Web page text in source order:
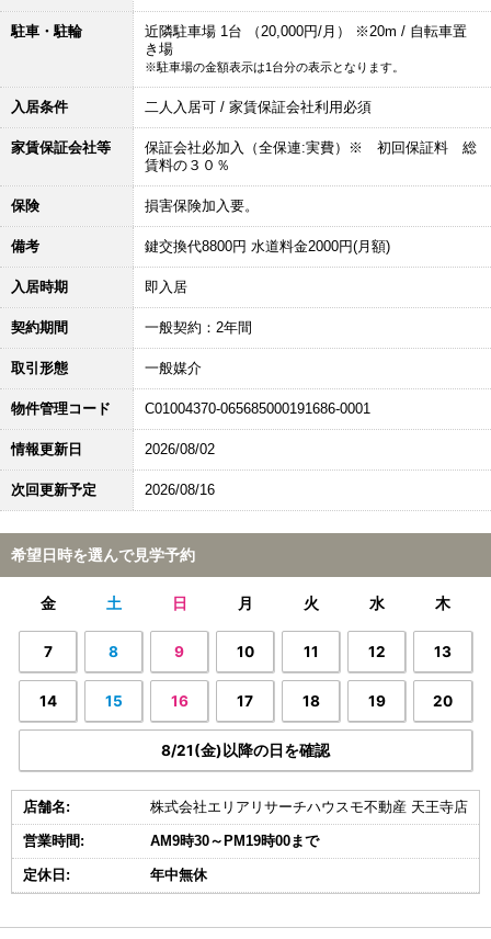
駐車・駐輪
近隣駐車場 1台 （20,000円/月） ※20m / 自転車置
き場
※駐車場の金額表示は1台分の表示となります。
入居条件 二人入居可 / 家賃保証会社利用必須
家賃保証会社等
保証会社必加入（全保連:実費）※ 初回保証料 総
賃料の３０％
保険 損害保険加入要。
備考 鍵交換代8800円 水道料金2000円(月額)
入居時期 即入居
契約期間 一般契約：2年間
取引形態 一般媒介
物件管理コード C01004370-065685000191686-0001
情報更新日 2026/08/02
次回更新予定 2026/08/16
希望日時を選んで見学予約
金 土 日 月 火 水 木
7 8 9 10 11 12 13
14 15 16 17 18 19 20
8/21(金)以降の日を確認
店舗名: 株式会社エリアリサーチハウスモ不動産 天王寺店
営業時間: AM9時30～PM19時00まで
定休日: 年中無休